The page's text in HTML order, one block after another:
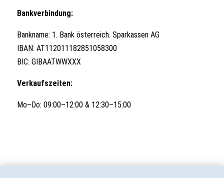
Bankverbindung:
Bankname: 1. Bank österreich. Sparkassen AG
IBAN: AT112011182851058300
BIC: GIBAATWWXXX
Verkaufszeiten:
Mo–Do: 09:00–12:00 & 12:30–15:00